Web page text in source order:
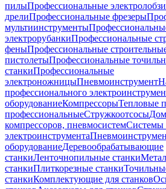
пилыПрофессиональные
дрелиПрофессиональные фрезеры
мультиинструменты
электрорубанкиПрофессиональные
феныПрофессиональные
пистолетыПрофессиональные
станкиПрофессиональные
электроножницыПневмоинструмент
профессионального
оборудованиеКомпрессорыТепловые
профессиональныеСтружкоотсосы
компрессоров, пневмосистемСистемы
электроинструмента
оборудованиеДеревообрабатывающие
станкиЛенточнопильные станки
станкиПлиткорезные станки
станкиКомплектующие для станков